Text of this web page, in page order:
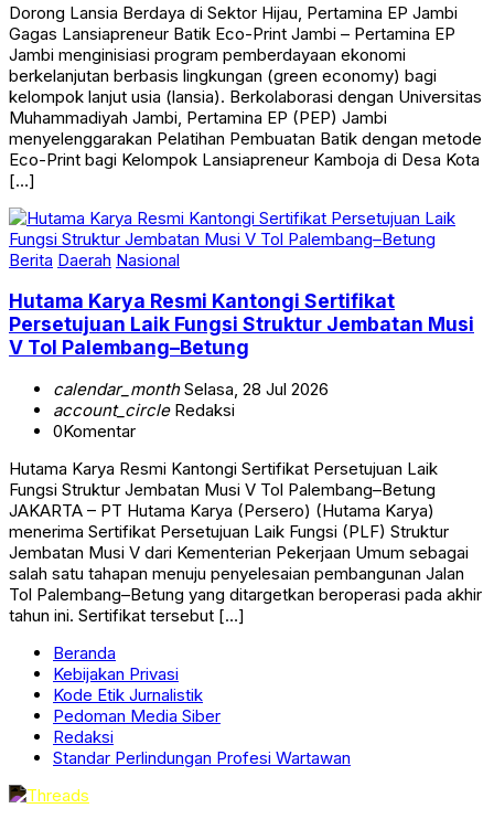
Dorong Lansia Berdaya di Sektor Hijau, Pertamina EP Jambi
Gagas Lansiapreneur Batik Eco-Print Jambi – Pertamina EP
Jambi menginisiasi program pemberdayaan ekonomi
berkelanjutan berbasis lingkungan (green economy) bagi
kelompok lanjut usia (lansia). Berkolaborasi dengan Universitas
Muhammadiyah Jambi, Pertamina EP (PEP) Jambi
menyelenggarakan Pelatihan Pembuatan Batik dengan metode
Eco-Print bagi Kelompok Lansiapreneur Kamboja di Desa Kota
[…]
Berita Daerah Nasional
Hutama Karya Resmi Kantongi Sertifikat
Persetujuan Laik Fungsi Struktur Jembatan Musi
V Tol Palembang–Betung
calendar_monthSelasa, 28 Jul 2026
account_circleRedaksi
0Komentar
Hutama Karya Resmi Kantongi Sertifikat Persetujuan Laik
Fungsi Struktur Jembatan Musi V Tol Palembang–Betung
JAKARTA – PT Hutama Karya (Persero) (Hutama Karya)
menerima Sertifikat Persetujuan Laik Fungsi (PLF) Struktur
Jembatan Musi V dari Kementerian Pekerjaan Umum sebagai
salah satu tahapan menuju penyelesaian pembangunan Jalan
Tol Palembang–Betung yang ditargetkan beroperasi pada akhir
tahun ini. Sertifikat tersebut […]
Beranda
Kebijakan Privasi
Kode Etik Jurnalistik
Pedoman Media Siber
Redaksi
Standar Perlindungan Profesi Wartawan